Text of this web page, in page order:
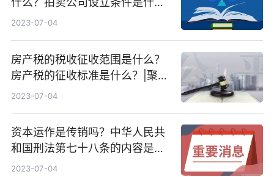
么？
2023-07-04
房产税的税收征收范围是什么？
房产税的征收标准是什么？|聚看
点
2023-07-04
资本运作是传销吗？中华人民共
和国刑法第七十八条的内容是什
么？_世界快播
2023-07-04